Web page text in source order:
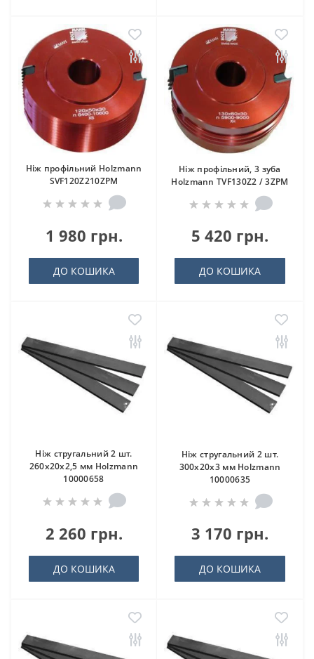
Ніж профільний Holzmann
SVF120Z210ZPM
1 980 грн.
ДО КОШИКА
Ніж профільний, 3 зуба
Holzmann TVF130Z2 / 3ZPM
5 420 грн.
ДО КОШИКА
Ніж стругальний 2 шт.
260x20x2,5 мм Holzmann
10000658
2 260 грн.
ДО КОШИКА
Ніж стругальний 2 шт.
300x20x3 мм Holzmann
10000635
3 170 грн.
ДО КОШИКА